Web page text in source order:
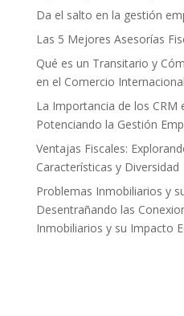
Da el salto en la gestión
Las 5 Mejores Asesorías
Qué es un Transitario y
en el Comercio Internacional
La Importancia de los CRM
Potenciando la Gestión
Ventajas Fiscales:
Características y Diversidad
Problemas Inmobiliarios y
Desentrañando las
Inmobiliarios y su Impacto